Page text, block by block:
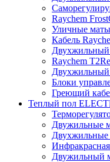
Raychem
Уличные
Кабель
Двухжильный
Raychem
Двухжильный
Блоки
Греющий
Теплый пол
Двужильные
Двужильный